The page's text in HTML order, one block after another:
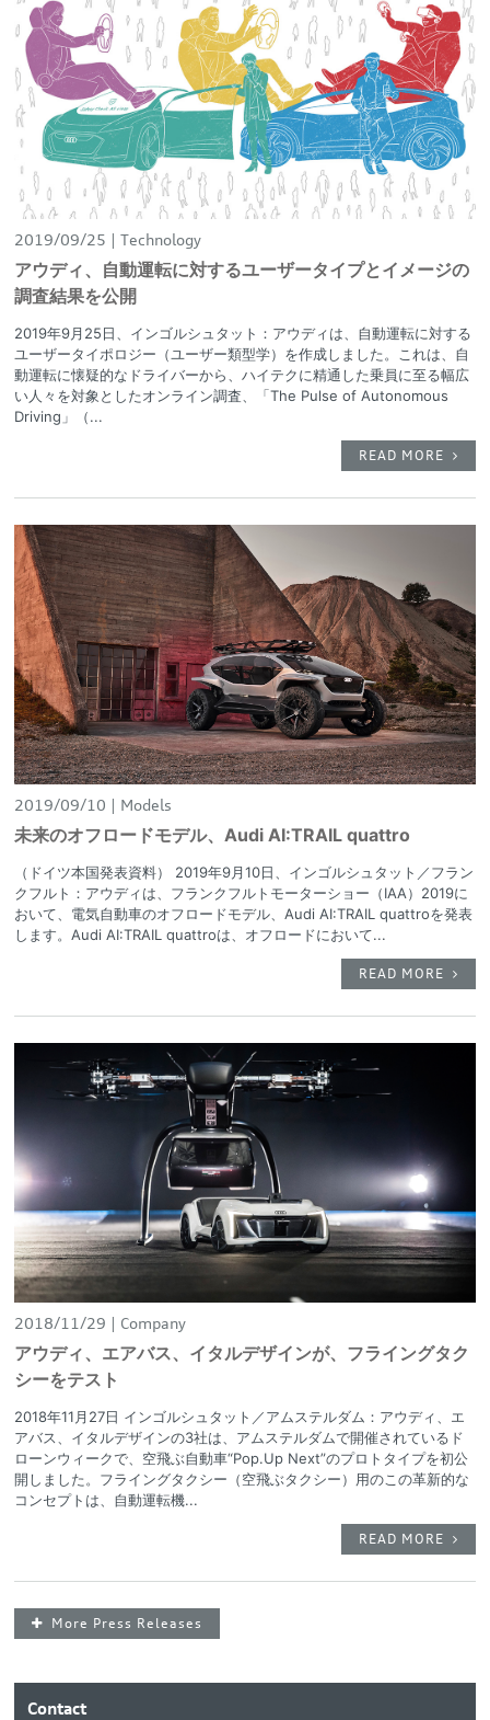
2019/09/25 Technology
アウディ、自動運転に対するユーザータイプとイメージの
調査結果を公開
2019年9月25日、インゴルシュタット：アウディは、自動運転に対する
ユーザータイポロジー（ユーザー類型学）を作成しました。これは、自
動運転に懐疑的なドライバーから、ハイテクに精通した乗員に至る幅広
い人々を対象としたオンライン調査、「The Pulse of Autonomous
Driving」（...
READ MORE
2019/09/10 Models
未来のオフロードモデル、Audi AI:TRAIL quattro
（ドイツ本国発表資料） 2019年9月10日、インゴルシュタット／フラン
クフルト：アウディは、フランクフルトモーターショー（IAA）2019に
おいて、電気自動車のオフロードモデル、Audi AI:TRAIL quattroを発表
します。Audi AI:TRAIL quattroは、オフロードにおいて...
READ MORE
2018/11/29 Company
アウディ、エアバス、イタルデザインが、フライングタク
シーをテスト
2018年11月27日 インゴルシュタット／アムステルダム：アウディ、エ
アバス、イタルデザインの3社は、アムステルダムで開催されているド
ローンウィークで、空飛ぶ自動車“Pop.Up Next”のプロトタイプを初公
開しました。フライングタクシー（空飛ぶタクシー）用のこの革新的な
コンセプトは、自動運転機...
READ MORE
More Press Releases
Contact